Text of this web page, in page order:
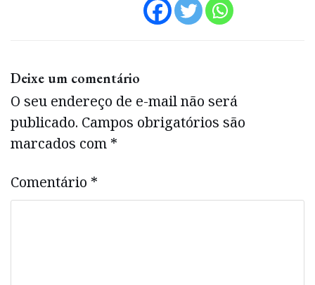
Deixe um comentário
O seu endereço de e-mail não será
publicado. Campos obrigatórios são
marcados com *
Comentário *